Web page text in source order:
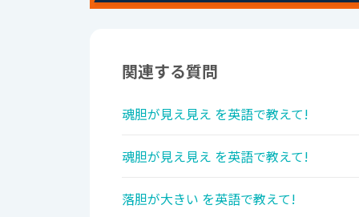
関連する質問
魂胆が見え見え を英語で教えて!
魂胆が見え見え を英語で教えて!
落胆が大きい を英語で教えて!